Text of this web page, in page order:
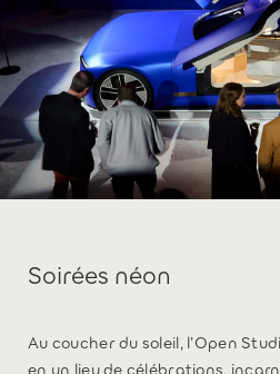
Soirées néon
Au coucher du soleil, l’Open
en un lieu de célébrations,